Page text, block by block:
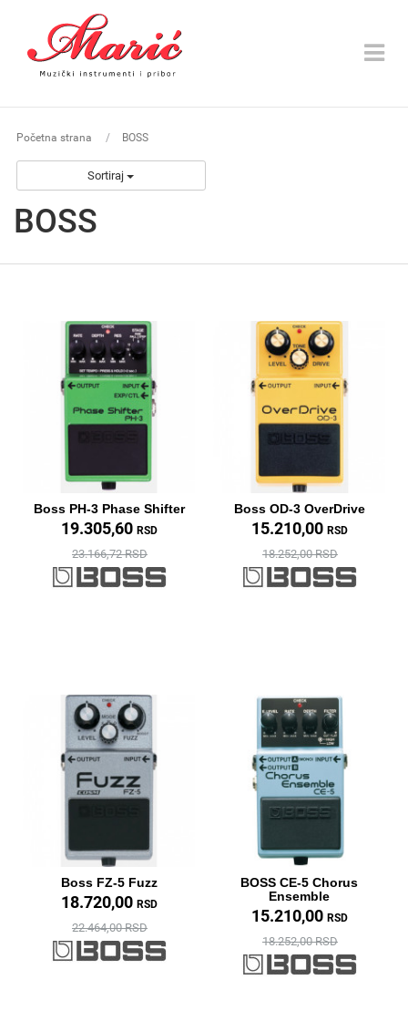
Toggle
Početna strana BOSS
Sortiraj
BOSS
Boss PH-3 Phase Shifter
19.305,60 RSD
23.166,72 RSD
Boss OD-3 OverDrive
15.210,00 RSD
18.252,00 RSD
Boss FZ-5 Fuzz
18.720,00 RSD
22.464,00 RSD
BOSS CE-5 Chorus
Ensemble
15.210,00 RSD
18.252,00 RSD